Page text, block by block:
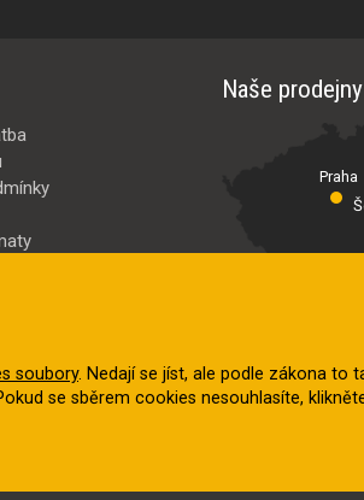
Naše prodejny
Praha
soubory. Nedají se jíst, ale podle zákona to
se sběrem cookies nesouhlasíte,